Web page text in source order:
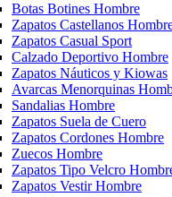
Botas Botines Hombre
Zapatos Castellanos
Zapatos Casual Sport
Calzado Deportivo Hombre
Zapatos Náuticos y Kiowas
Avarcas Menorquinas
Sandalias Hombre
Zapatos Suela de Cuero
Zapatos Cordones Hombre
Zuecos Hombre
Zapatos Tipo Velcro
Zapatos Vestir Hombre